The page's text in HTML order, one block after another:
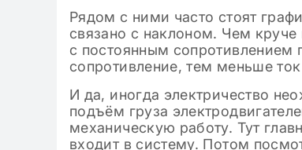
Рядом с ними часто стоят
связано с наклоном. Чем
с постоянным
сопротивление, тем меньше
И да, иногда электричество
подъём груза
механическую работу. Тут
входит в систему. Потом